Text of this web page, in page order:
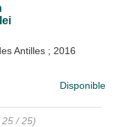
Antilles ; 2016
Disponible
/ 25)